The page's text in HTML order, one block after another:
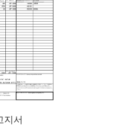
지서